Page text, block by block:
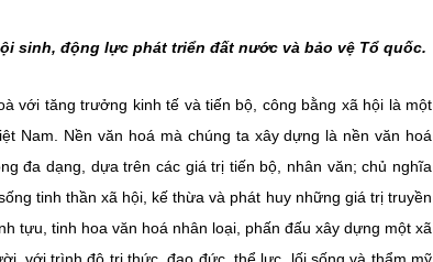
sinh, động lực phát triển đất nước và bảo vệ Tổ quốc.
với tăng trưởng kinh tế và tiến bộ, công bằng xã hội là một
Nam. Nền văn hoá mà chúng ta xây dựng là nền văn hoá
đa dạng, dựa trên các giá trị tiến bộ, nhân văn; chủ nghĩa
tinh thần xã hội, kế thừa và phát huy những giá trị truyền
tựu, tinh hoa văn hoá nhân loại, phấn đấu xây dựng một xã
với trình độ tri thức, đạo đức, thể lực, lối sống và thẩm mỹ